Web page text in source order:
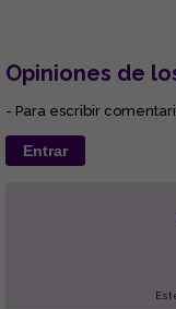
Opiniones de
- Para escribir
Entrar